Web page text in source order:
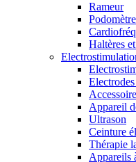
Rameur
Podomètre
Haltères
Appareil
Ultrason
Ceinture
Thérapie
Appareils